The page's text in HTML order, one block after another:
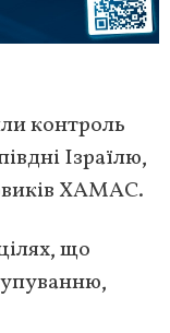
контроль
Ізраїлю,
ХАМАС.
що